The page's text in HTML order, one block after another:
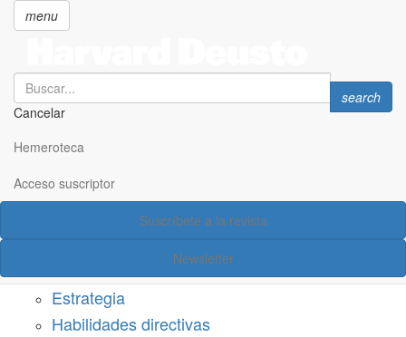
principal
menu
Search
Cancelar
Search
search
Hemeroteca
Acceso suscriptor
Suscríbete a la revista
Newsletter
Acceso suscriptor
Estrategia
Habilidades directivas